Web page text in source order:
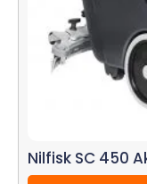
Nilfisk SC 450